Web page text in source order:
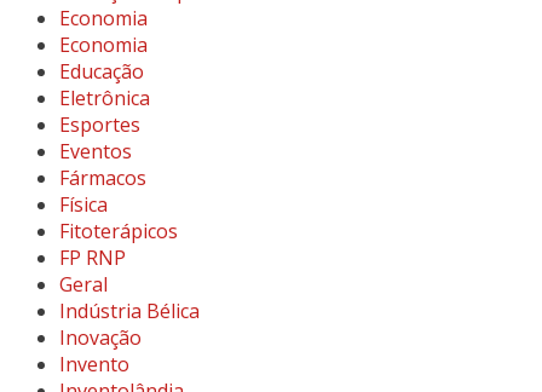
Economia
Economia
Educação
Eletrônica
Esportes
Eventos
Fármacos
Física
Fitoterápicos
FP RNP
Geral
Indústria Bélica
Inovação
Invento